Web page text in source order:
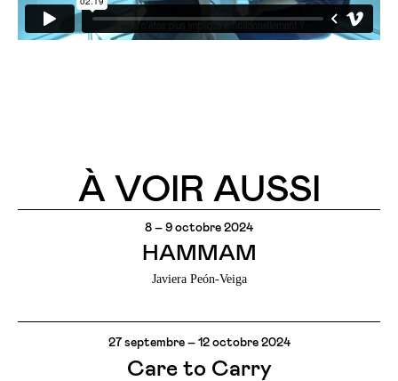
À VOIR AUSSI
8 – 9 octobre 2024
HAMMAM
Javiera Peón-Veiga
27 septembre – 12 octobre 2024
Care to Carry